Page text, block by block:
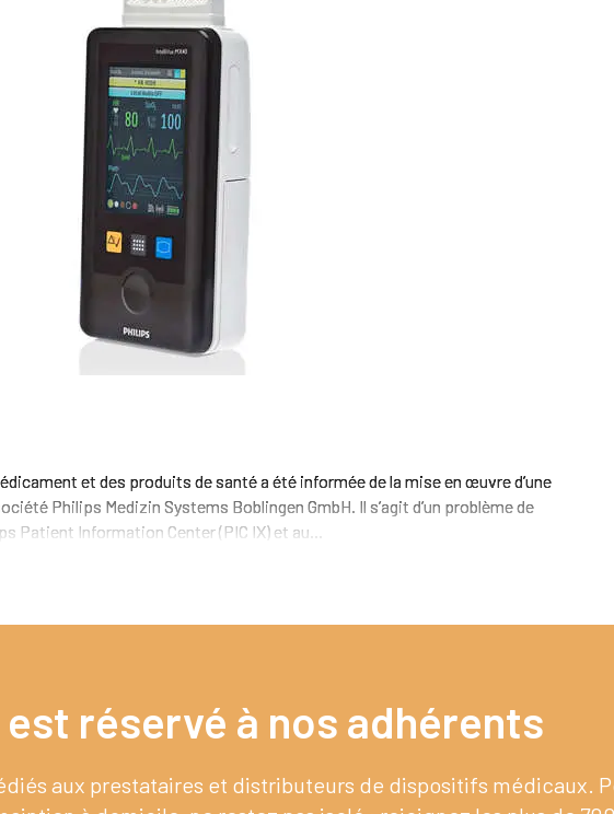
et des produits de santé a été informée de la mise en œuvre d’une
Philips Medizin Systems Boblingen GmbH. Il s’agit d’un problème de
Patient Information Center (PIC IX) et au...
réservé à nos adhérents​
aux prestataires et distributeurs de dispositifs médicaux.